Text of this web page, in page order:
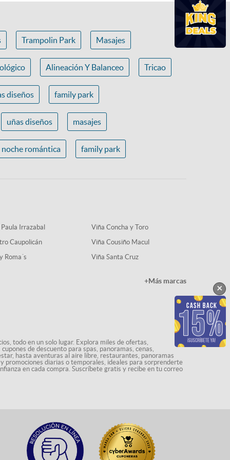
Trampolin Park Masajes
Alineación Y Balanceo Tricao
diseños family park
uñas diseños masajes
noche romántica family park
Irrazabal
Caupolicán
Roma´s
Viña Concha y Toro
Viña Cousiño Macul
Viña Santa Cruz
+Más marcas
todo en un solo lugar. Explora miles de ofertas,
de descuento para spas, panoramas, cenas,
hasta aventuras al aire libre, restaurantes, panoramas
promociones diarias o temporales, ideales para sorprenderte
en cada compra. Suscríbete gratis y recibe en tu correo
×